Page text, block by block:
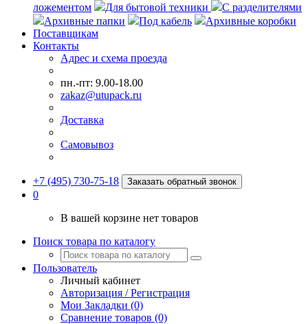
ложементом
Для бытовой техники
С разделителями
Архивные папки
Под кабель
Архивные коробки
Поставщикам
Контакты
Адрес и схема проезда
пн.-пт: 9.00-18.00
zakaz@utupack.ru
Доставка
Самовывоз
+7 (495) 730-75-18 Заказать обратный звонок
0
В вашей корзине нет товаров
Поиск товара по каталогу
Пользователь
Личный кабинет
Авторизация / Регистрация
Мои Закладки (0)
Сравнение товаров (0)